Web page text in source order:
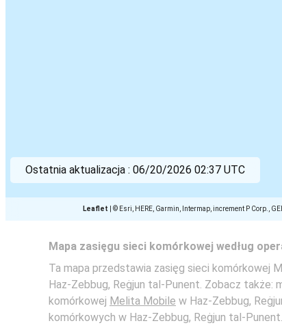
Leaflet © Esri, HERE, Garmin, Intermap, increment P Corp.,
Ostatnia aktualizacja : 06/20/2026 02:37 UTC
Mapa zasięgu sieci komórkowej według
Ta mapa przedstawia zasięg sieci komórkowej
Haz-Zebbug, Reġjun tal-Punent. Zobacz także:
komórkowej Melita Mobile w Haz-Zebbug,
komórkowych w Haz-Zebbug, Reġjun tal-Punent.